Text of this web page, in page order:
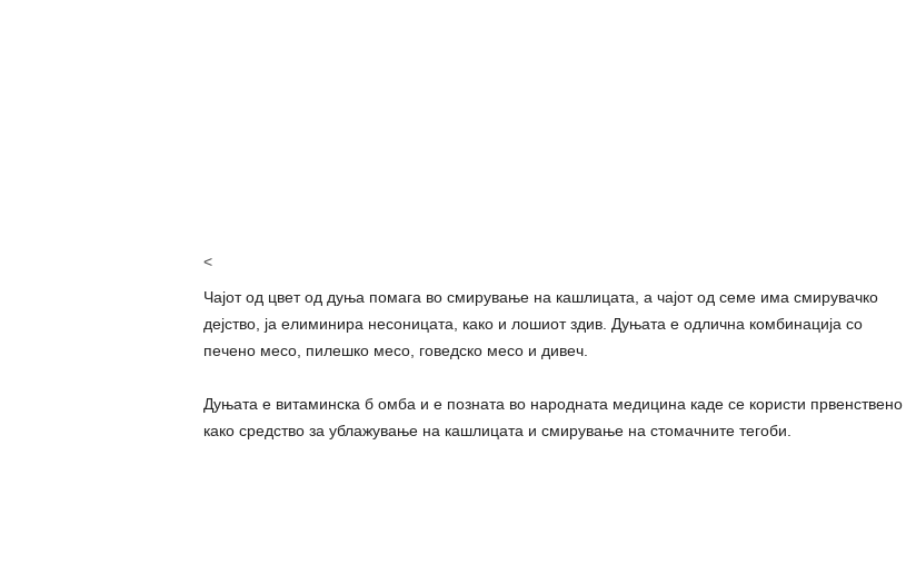
<
Чајот од цвет од дуња помага во смирување на кашлицата, а чајот од семе има смирувачко
дејство, ја елиминира несоницата, како и лошиот здив. Дуњата е одлична комбинација со
печено месо, пилешко месо, говедско месо и дивеч.
Дуњата е витаминска б омба и е позната во народната медицина каде се користи првенствено
како средство за ублажување на кашлицата и смирување на стомачните тегоби.